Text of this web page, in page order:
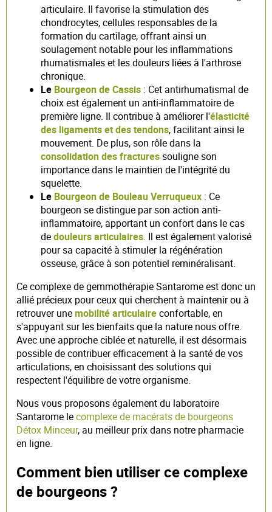
articulaire. Il favorise la stimulation des
chondrocytes, cellules responsables de la
formation du cartilage, offrant ainsi un
soulagement notable pour les inflammations
rhumatismales et les douleurs liées à l'arthrose
chronique.
Le Bourgeon de Cassis : Cet antirhumatismal de
choix est également un anti-inflammatoire de
première ligne. Il contribue à améliorer l'élasticité
des ligaments et des tendons, facilitant ainsi le
mouvement. De plus, son rôle dans la
consolidation des fracturessouligne son
importance dans le maintien de l'intégrité du
squelette.
Le Bourgeon de Bouleau Verruqueux : Ce
bourgeon se distingue par son action anti-
inflammatoire, apportant un confort dans le cas
dedouleurs articulaires. Il est également valorisé
pour sa capacité à stimuler la régénération
osseuse, grâce à son potentiel reminéralisant.
Ce complexe de gemmothérapie Santarome est donc un
allié précieux pour ceux qui cherchent à maintenir ou à
retrouver unemobilité articulaireconfortable, en
s'appuyant sur les bienfaits que la nature nous offre.
Avec une approche ciblée et naturelle, il est désormais
possible de contribuer efficacement à la santé de vos
articulations, en choisissant des solutions qui
respectent l'équilibre de votre organisme.
Nous vous proposons également du laboratoire
Santarome lecomplexe de macérats de bourgeons
Détox Minceur, au meilleur prix dans notre pharmacie
en ligne.
Comment bien utiliser ce complexe
de bourgeons ?